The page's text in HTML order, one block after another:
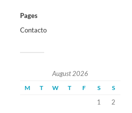
Pages
Contacto
August 2026
M T W T F S S
1
2